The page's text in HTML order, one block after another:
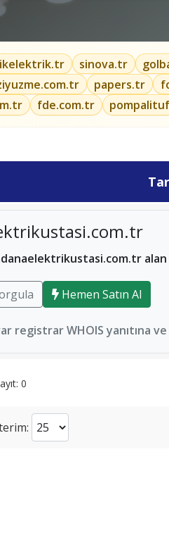
sinova.tr
papers.tr
fde.com.tr
alan
Hemen Satın Al
registrar WHOIS yanıtına
0